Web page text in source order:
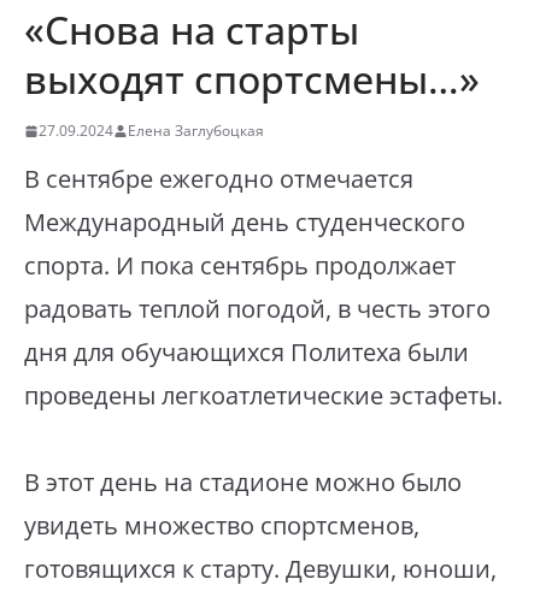
«Снова на старты
выходят спортсмены…»
27.09.2024 Елена Заглубоцкая
В сентябре ежегодно отмечается
Международный день студенческого
спорта. И пока сентябрь продолжает
радовать теплой погодой, в честь этого
дня для обучающихся Политеха были
проведены легкоатлетические эстафеты.
В этот день на стадионе можно было
увидеть множество спортсменов,
готовящихся к старту. Девушки, юноши,